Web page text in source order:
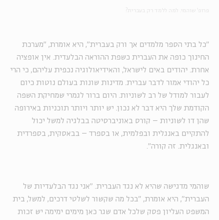
"כל בתי הספר מלמדים אך ורק בעברית", היא אומרת, "מערכת
החינוך כופה את העברית כשפת ההוראה הבלעדית. אין אופציה
אחרת. יהודים באים לישראל, והאידיאולוגיה נכפית עליהם, כי הרי
כל יהודי אמור לדבר עברית. מדינות שונות בעולם נוטות כיום
לעבור למודל של רב לשוניות. היום ברור לגמרי שמחיקת השפה
הקודמת שלך היא דבר לא נכון. יש יותר ויותר תוכניות באירופה
שהן דו לשוניות – קורס באוניברסיטה בבלגיה למשל יכול
להתקיים באנגלית ובפלמית, או בספרד – בבאסקית, בספרדית
ובאנגלית. זה קורה".
שוהמי מדגישה שהיא לא נגד העברית. "אני נגד הבלעדיות של
העברית", היא אומרת, "בכל מה שקשור לשלטי דרכים, למשל, בית
המשפט העליון פסק שלכל אדם שגר כאן מימים ימימה יש זכות